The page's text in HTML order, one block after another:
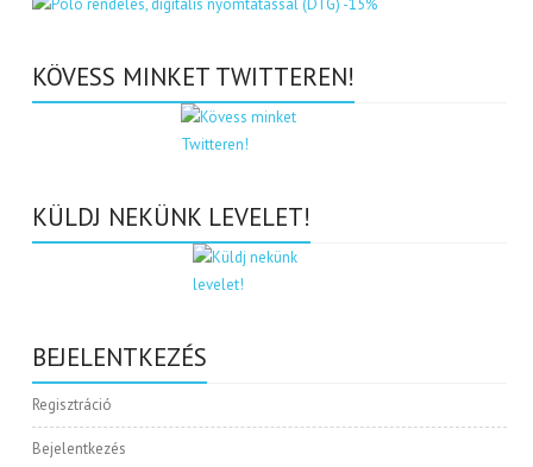
KÖVESS MINKET TWITTEREN!
KÜLDJ NEKÜNK LEVELET!
BEJELENTKEZÉS
Regisztráció
Bejelentkezés